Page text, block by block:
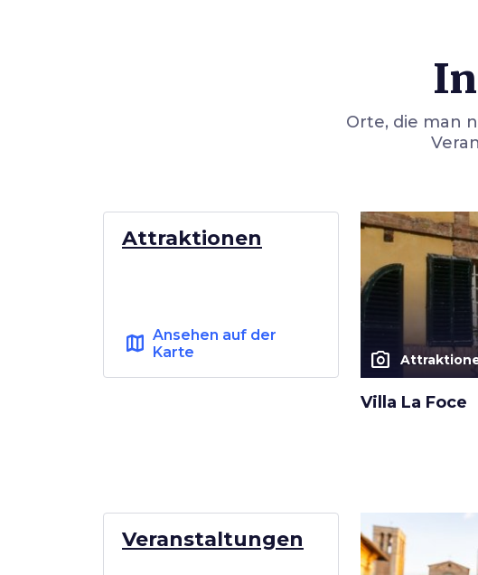
Orte, die man
Attraktionen
map Ansehen auf der
Karte
photo_camera
Villa La Foce
Veranstaltungen